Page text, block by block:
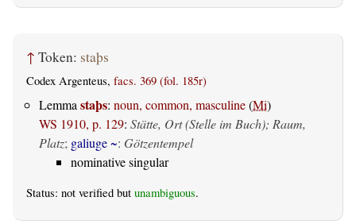
↑ Token: staþs
Codex Argenteus, facs. 369 (fol. 185r)
Lemma staþs: noun, common, masculine(Mi)
WS 1910, p. 129: Stätte, Ort (Stelle im Buch); Raum,
Platz; galiuge ~: Götzentempel
nominative singular
Status: not verified but unambiguous.